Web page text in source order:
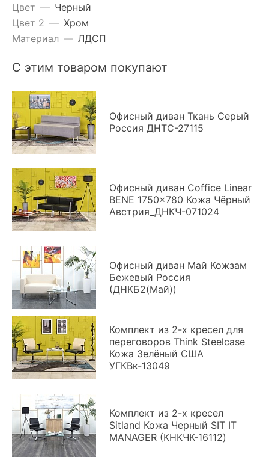
Цвет — Черный
Цвет 2 — Хром
Материал — ЛДСП
С этим товаром покупают
Офисный диван Ткань Серый
Россия ДНТС-27115
Офисный диван Coffice Linear
BENE 1750x780 Кожа Чёрный
Австрия_ДНКЧ-071024
Офисный диван Май Кожзам
Бежевый Россия
(ДНКБ2(Май))
Комплект из 2-х кресел для
переговоров Think Steelcase
Кожа Зелёный США
УГКВк-13049
Комплект из 2-х кресел
Sitland Кожа Черный SIT IT
MANAGER (КНКЧК-16112)